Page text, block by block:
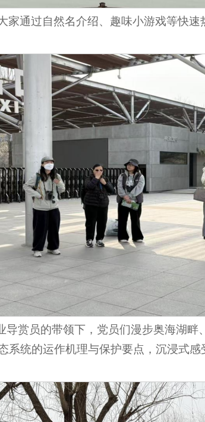
家通过自然名介绍、趣味小游戏等快
导赏员的带领下，党员们漫步奥海湖
系统的运作机理与保护要点，沉浸式感